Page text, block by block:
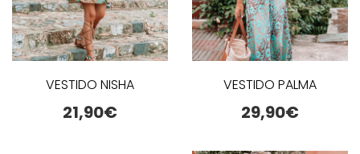
VESTIDO NISHA
21,90€
VESTIDO PALMA
29,90€